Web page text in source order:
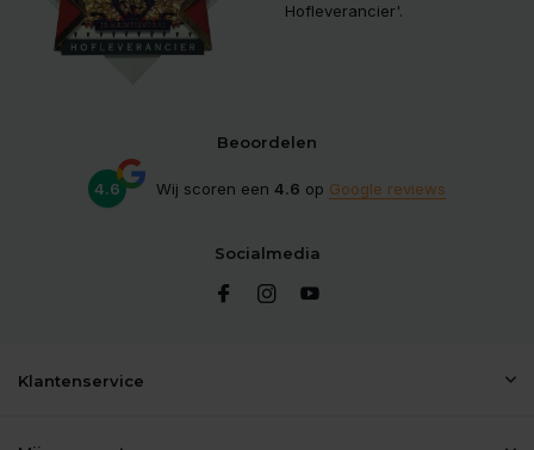
Hofleverancier'.
Beoordelen
4.6 Wij scoren een 4.6 op Google reviews
Socialmedia
Klantenservice